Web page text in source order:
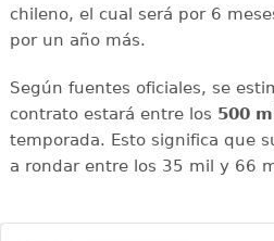
chileno, el cual será por 6
por un año más.
Según fuentes oficiales, se
contrato estará entre los 500
temporada. Esto significa que
a rondar entre los 35 mil y 66